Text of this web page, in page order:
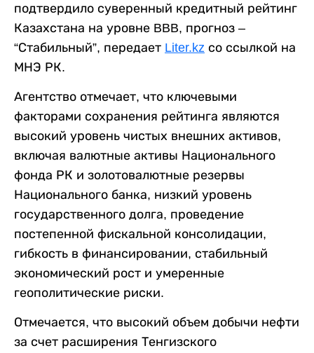
подтвердило суверенный кредитный рейтинг
Казахстана на уровне BBB, прогноз –
“Стабильный”, передает Liter.kz со ссылкой на
МНЭ РК.
Агентство отмечает, что ключевыми
факторами сохранения рейтинга являются
высокий уровень чистых внешних активов,
включая валютные активы Национального
фонда РК и золотовалютные резервы
Национального банка, низкий уровень
государственного долга, проведение
постепенной фискальной консолидации,
гибкость в финансировании, стабильный
экономический рост и умеренные
геополитические риски.
Отмечается, что высокий объем добычи нефти
за счет расширения Тенгизского